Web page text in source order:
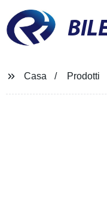
Casa Prodotti